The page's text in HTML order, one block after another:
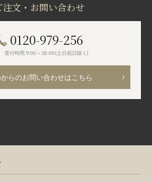
注文・お問い合わせ
0120-979-256
受付時間 9:00～18:00(土日祝日除く)
らのお問い合わせはこちら